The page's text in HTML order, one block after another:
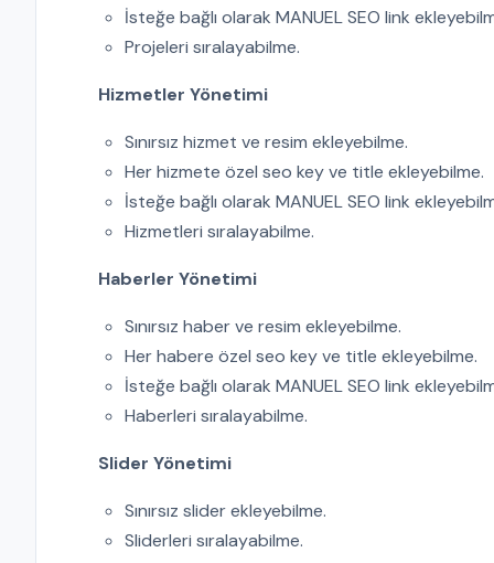
İsteğe bağlı olarak MANUEL SEO link
Projeleri sıralayabilme.
Hizmetler Yönetimi
Sınırsız hizmet ve resim ekleyebilme.
Her hizmete özel seo key ve title ekleyebilme.
İsteğe bağlı olarak MANUEL SEO link
Hizmetleri sıralayabilme.
Haberler Yönetimi
Sınırsız haber ve resim ekleyebilme.
Her habere özel seo key ve title ekleyebilme.
İsteğe bağlı olarak MANUEL SEO link
Haberleri sıralayabilme.
Slider Yönetimi
Sınırsız slider ekleyebilme.
Sliderleri sıralayabilme.